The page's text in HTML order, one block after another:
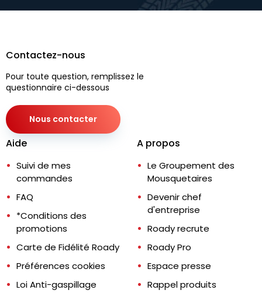
Contactez-nous
Pour toute question, remplissez le
questionnaire ci-dessous
Nous contacter
Aide
Suivi de mes
commandes
FAQ
*Conditions des
promotions
Carte de Fidélité Roady
Préférences cookies
Loi Anti-gaspillage
A propos
Le Groupement des
Mousquetaires
Devenir chef
d'entreprise
Roady recrute
Roady Pro
Espace presse
Rappel produits